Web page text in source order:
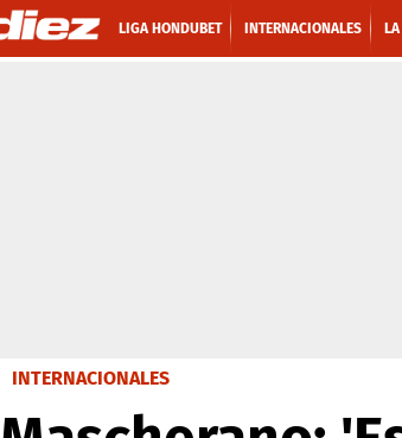
LIGA HONDUBET INTERNACIONALES
INTERNACIONALES